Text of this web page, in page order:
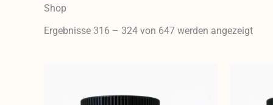
Shop
Ergebnisse 316 – 324 von 647 werden angezeigt